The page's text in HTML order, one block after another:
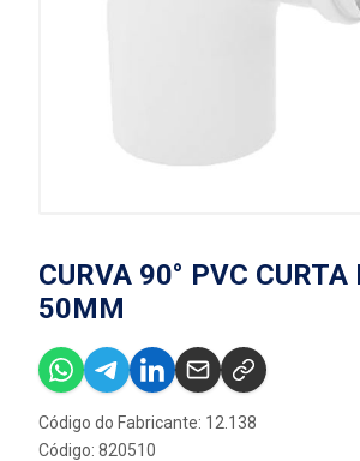
CURVA 90° PVC CURTA
50MM
Código do Fabricante: 12.138
Código: 820510